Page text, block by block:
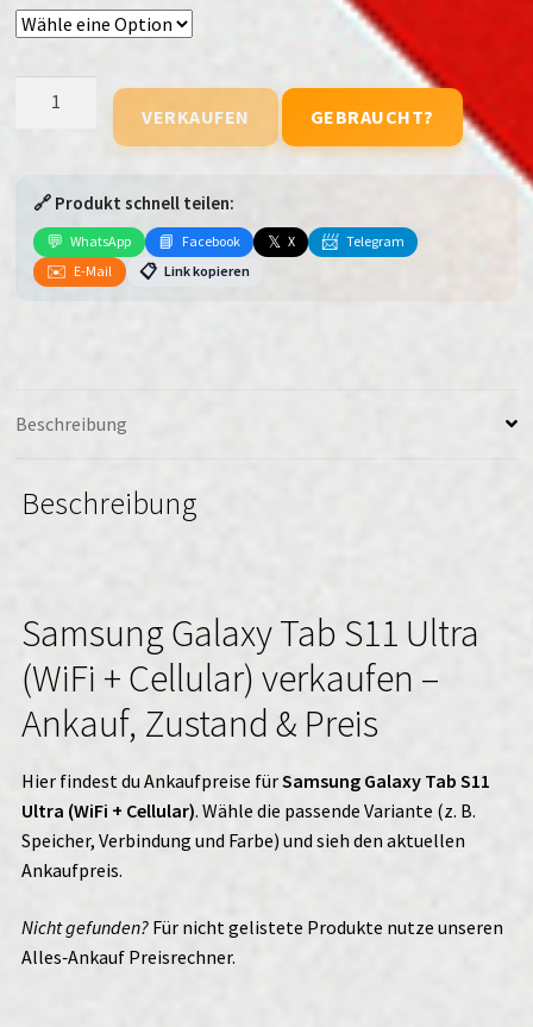
Ultra
(WiFi
VERKAUFEN GEBRAUCHT?
🔗 Produkt schnell teilen:
💬 WhatsApp 📘 Facebook 𝕏 X 📨 Telegram
✉️ E-Mail 📋 Link kopieren
Beschreibung
Beschreibung
Samsung Galaxy Tab S11 Ultra
(WiFi + Cellular) verkaufen –
Ankauf, Zustand & Preis
Hier findest du Ankaufpreise fürSamsung Galaxy Tab S11
Ultra (WiFi + Cellular). Wähle die passende Variante (z. B.
Speicher, Verbindung und Farbe) und sieh den aktuellen
Ankaufpreis.
Nicht gefunden?Für nicht gelistete Produkte nutze unseren
Alles‑AnkaufPreisrechner.